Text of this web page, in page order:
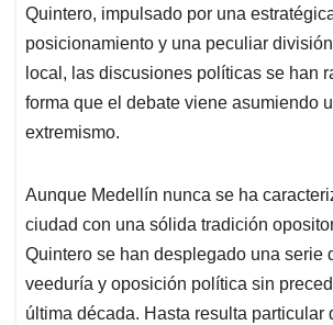
p
p
o
k
I
n
s
Quintero, impulsado por una
posicionamiento y una peculiar
local, las discusiones políticas se han
forma que el debate viene asumiendo
extremismo.
Aunque Medellín nunca se ha
ciudad con una sólida tradición
Quintero se han desplegado una serie
veeduría y oposición política sin
última década. Hasta resulta particular